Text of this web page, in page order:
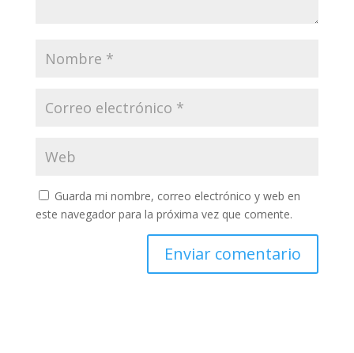
Guarda mi nombre, correo electrónico y web en
este navegador para la próxima vez que comente.